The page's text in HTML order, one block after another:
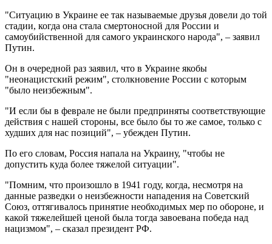
"Ситуацию в Украине ее так называемые друзья довели до той
стадии, когда она стала смертоносной для России и
самоубийственной для самого украинского народа", – заявил
Путин.
Он в очередной раз заявил, что в Украине якобы
"неонацистский режим", столкновение России с которым
"было неизбежным".
"И если бы в феврале не были предприняты соответствующие
действия с нашей стороны, все было бы то же самое, только с
худших для нас позиций", – убежден Путин.
По его словам, Россия напала на Украину, "чтобы не
допустить куда более тяжелой ситуации".
"Помним, что произошло в 1941 году, когда, несмотря на
данные разведки о неизбежности нападения на Советский
Союз, оттягивалось принятие необходимых мер по обороне, и
какой тяжелейшей ценой была тогда завоевана победа над
нацизмом", – сказал президент РФ.